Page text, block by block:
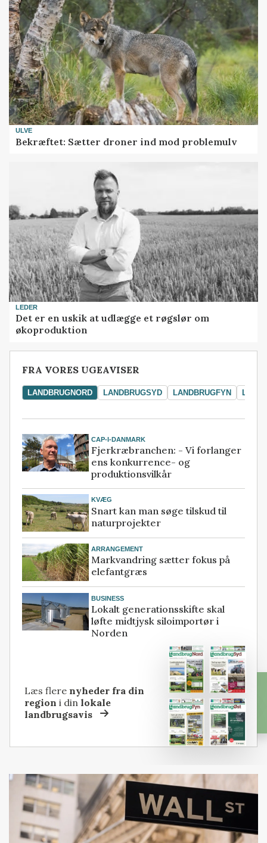
ULVE
Bekræftet: Sætter droner ind mod problemulv
LEDER
Det er en uskik at udlægge et røgslør om
økoproduktion
FRA VORES UGEAVISER
LANDBRUGNORD LANDBRUGSYD LANDBRUGFYN
CAP-I-DANMARK
Fjerkræbranchen: - Vi forlanger
ens konkurrence- og
produktionsvilkår
KVÆG
Snart kan man søge tilskud til
naturprojekter
ARRANGEMENT
Markvandring sætter fokus på
elefantgræs
BUSINESS
Lokalt generationsskifte skal
løfte midtjysk siloimportør i
Norden
Læs flere nyheder fra din
region i dinlokale
landbrugsavis